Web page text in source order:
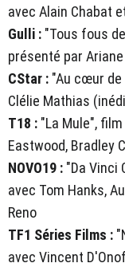
avec Alain Chabat
Gulli : "Tous fous
présenté par
CStar : "Au cœur de
Clélie Mathias
T18 : "La Mule",
Eastwood, Bradley
NOVO19 : "Da Vinci
avec Tom Hanks,
Reno
TF1 Séries Films :
avec Vincent